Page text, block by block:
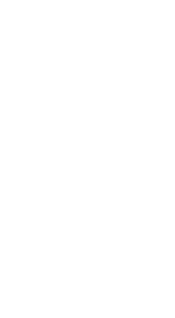
Com Pauta Na Cor Branca.
- Papel Cartão 350 Gramas
E Blocos Adesivos (sticky
Material Em Kraft. Possui